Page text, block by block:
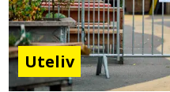
Uteliv